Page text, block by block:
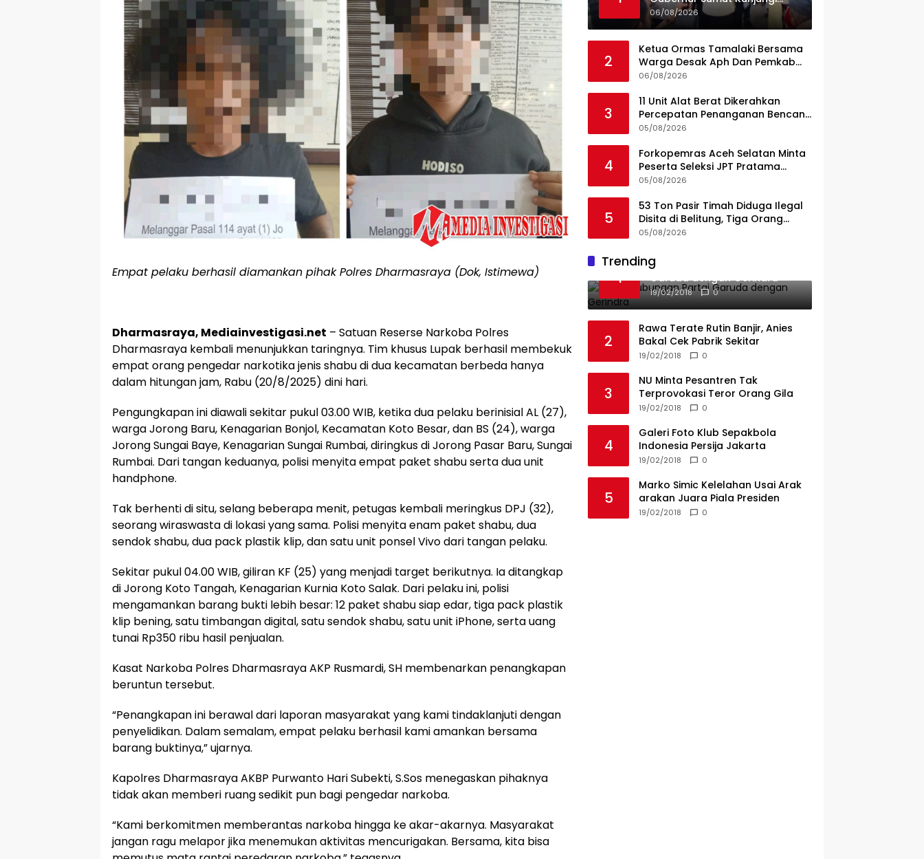
Empat pelaku berhasil diamankan pihak Polres Dharmasraya (Dok, Istimewa)
Dharmasraya, Mediainvestigasi.net – Satuan Reserse Narkoba Polres
Dharmasraya kembali menunjukkan taringnya. Tim khusus Lupak berhasil membekuk
empat orang pengedar narkotika jenis shabu di dua kecamatan berbeda hanya
dalam hitungan jam, Rabu (20/8/2025) dini hari.
Pengungkapan ini diawali sekitar pukul 03.00 WIB, ketika dua pelaku berinisial AL (27),
warga Jorong Baru, Kenagarian Bonjol, Kecamatan Koto Besar, dan BS (24), warga
Jorong Sungai Baye, Kenagarian Sungai Rumbai, diringkus di Jorong Pasar Baru, Sungai
Rumbai. Dari tangan keduanya, polisi menyita empat paket shabu serta dua unit
handphone.
Tak berhenti di situ, selang beberapa menit, petugas kembali meringkus DPJ (32),
seorang wiraswasta di lokasi yang sama. Polisi menyita enam paket shabu, dua
sendok shabu, dua pack plastik klip, dan satu unit ponsel Vivo dari tangan pelaku.
Sekitar pukul 04.00 WIB, giliran KF (25) yang menjadi target berikutnya. Ia ditangkap
di Jorong Koto Tangah, Kenagarian Kurnia Koto Salak. Dari pelaku ini, polisi
mengamankan barang bukti lebih besar: 12 paket shabu siap edar, tiga pack plastik
klip bening, satu timbangan digital, satu sendok shabu, satu unit iPhone, serta uang
tunai Rp350 ribu hasil penjualan.
Kasat Narkoba Polres Dharmasraya AKP Rusmardi, SH membenarkan penangkapan
beruntun tersebut.
“Penangkapan ini berawal dari laporan masyarakat yang kami tindaklanjuti dengan
penyelidikan. Dalam semalam, empat pelaku berhasil kami amankan bersama
barang buktinya,” ujarnya.
Kapolres Dharmasraya AKBP Purwanto Hari Subekti, S.Sos menegaskan pihaknya
tidak akan memberi ruang sedikit pun bagi pengedar narkoba.
“Kami berkomitmen memberantas narkoba hingga ke akar-akarnya. Masyarakat
jangan ragu melapor jika menemukan aktivitas mencurigakan. Bersama, kita bisa
UPTD Puskesmas Lahewa
06/08/2026
2
Ketua Ormas Tamalaki Bersama
Warga Desak Aph Dan Pemkab
Konsel Tangkap Pelaku Angkut
PT KAP Melintas Jalan Umum
06/08/2026
3
11 Unit Alat Berat Dikerahkan
Percepatan Penanganan Bencana
di Kelurahan Sipange Kecamatan
05/08/2026
4
Forkopemras Aceh Selatan Minta
Peserta Seleksi JPT Pratama
Andalkan Kompetensi dan
05/08/2026
5
53 Ton Pasir Timah Diduga Ilegal
Disita di Belitung, Tiga Orang
Diamankan, Dua Masih Diburu
05/08/2026
Trending
1
Ini Dia Hubungan Partai
Garuda dengan Gerindra
19/02/2018 0
2
Rawa Terate Rutin Banjir, Anies
Bakal Cek Pabrik Sekitar
19/02/2018 0
3
NU Minta Pesantren Tak
Terprovokasi Teror Orang Gila
19/02/2018 0
4
Galeri Foto Klub Sepakbola
Indonesia Persija Jakarta
19/02/2018 0
5
Marko Simic Kelelahan Usai Arak
arakan Juara Piala Presiden
19/02/2018 0